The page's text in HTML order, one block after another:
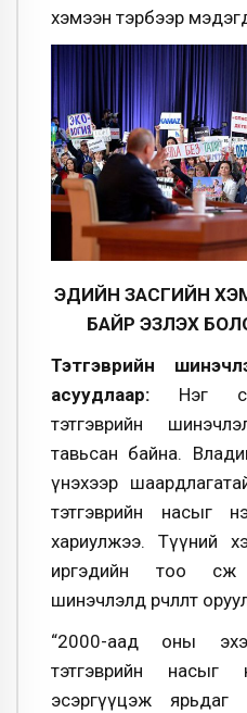
хэмээн тэрбээр
ЭДИЙН ЗАСГИЙН
БАЙР ЭЗЛЭХ
Тэтгэврийн
асуудлаар: Нэг
тэтгэврийн
тавьсан байна.
үнэхээр
тэтгэврийн насыг
хариулжээ. Түүний
иргэдийн тоо
шинэчлэлд өөрчлөлт
“2000-аад оны
тэтгэврийн насыг
эсэргүүцэж